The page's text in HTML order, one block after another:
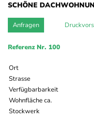
SCHÖNE
Anfragen
Referenz Nr. 100
Ort
Strasse
Verfügbarbarkeit
Wohnfläche ca.
Stockwerk